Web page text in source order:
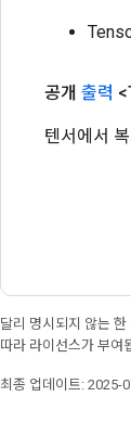
공개 출력
텐서에서
달리 명시되지 않는
따라 라이선스가 부여
최종 업데이트: 2025-